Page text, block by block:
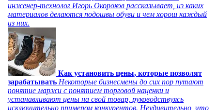
инженер-технолог Игорь Окороков рассказывает, из каких
материалов делаются подошвы обуви и чем хорош каждый
из них.
Как установить цены, которые позволят
зарабатывать Некоторые бизнесмены до сих пор путают
понятие маржи с понятием торговой наценки и
устанавливают цены на свой товар, руководствуясь
исключительно примером конкурентов. Неудивительно, что